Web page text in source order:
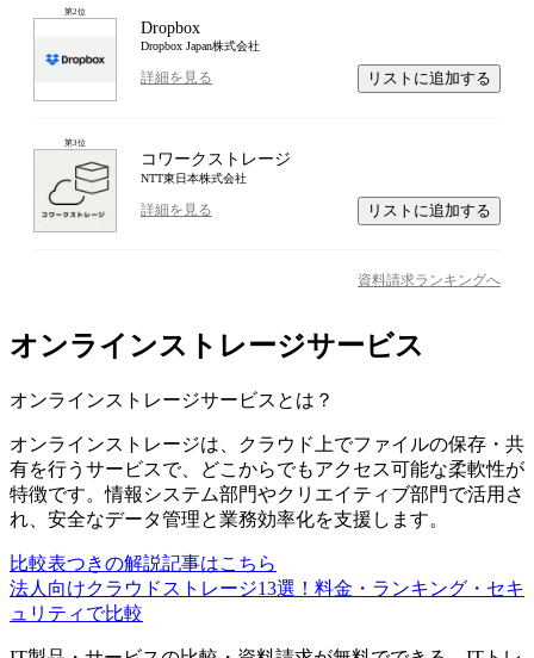
第2位
Dropbox
Dropbox Japan株式会社
詳細を見る リストに追加する
第3位
コワークストレージ
NTT東日本株式会社
詳細を見る リストに追加する
資料請求ランキングへ
オンラインストレージサービス
オンラインストレージサービス とは？
オンラインストレージは、クラウド上でファイルの保存・共
有を行うサービスで、どこからでもアクセス可能な柔軟性が
特徴です。情報システム部門やクリエイティブ部門で活用さ
れ、安全なデータ管理と業務効率化を支援します。
比較表つきの解説記事はこちら
法人向けクラウドストレージ13選！料金・ランキング・セキ
ュリティで比較